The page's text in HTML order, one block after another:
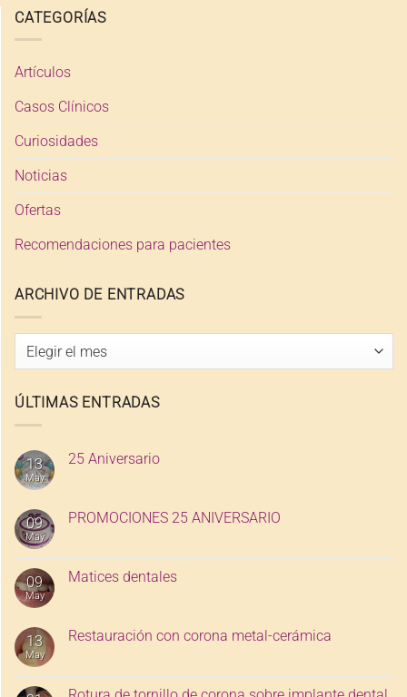
CATEGORÍAS
Artículos
Casos Clínicos
Curiosidades
Noticias
Ofertas
Recomendaciones para pacientes
ARCHIVO DE ENTRADAS
Archivo
ÚLTIMAS ENTRADAS
13
May
25 Aniversario
09
May
PROMOCIONES 25 ANIVERSARIO
09
May
Matices dentales
13
May
Restauración con corona metal-cerámica